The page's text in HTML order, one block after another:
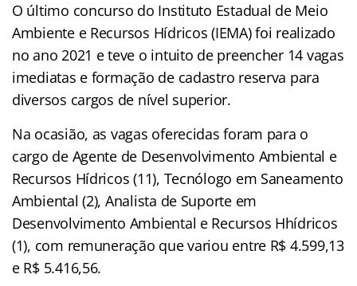
O último concurso do Instituto Estadual de Meio
Ambiente e Recursos Hídricos (IEMA) foi realizado
no ano 2021 e teve o intuito de preencher 14 vagas
imediatas e formação de cadastro reserva para
diversos cargos de nível superior.
Na ocasião, as vagas oferecidas foram para o
cargo de Agente de Desenvolvimento Ambiental e
Recursos Hídricos (11), Tecnólogo em Saneamento
Ambiental (2), Analista de Suporte em
Desenvolvimento Ambiental e Recursos Hhídricos
(1), com remuneração que variou entre R$ 4.599,13
e R$ 5.416,56.